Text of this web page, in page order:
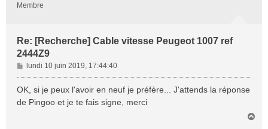
Membre
Re: [Recherche] Cable vitesse Peugeot 1007 ref
2444Z9
M
e
s
lundi 10 juin 2019, 17:44:40
OK, si je peux l'avoir en neuf je préfère... J'attends la réponse
de Pingoo et je te fais signe, merci